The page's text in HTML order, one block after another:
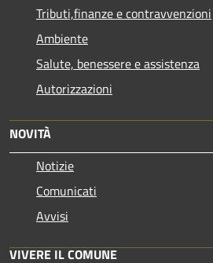
Tributi,finanze e contravvenzioni
Ambiente
Salute, benessere e assistenza
Autorizzazioni
NOVITÀ
Notizie
Comunicati
Avvisi
VIVERE IL COMUNE